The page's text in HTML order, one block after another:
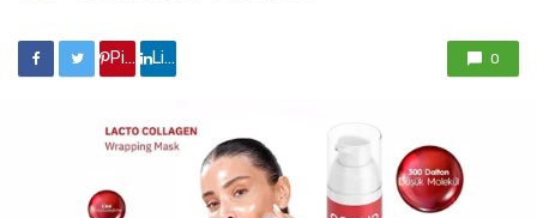
Pinterest'de paylaş Linkedin'de paylaş 0